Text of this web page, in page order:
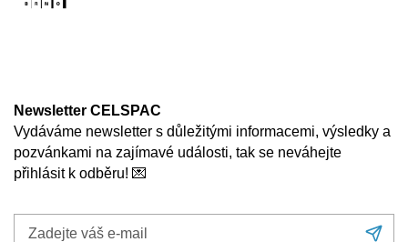
Newsletter CELSPAC
Vydáváme newsletter s důležitými informacemi, výsledky a
pozvánkami na zajímavé události, tak se neváhejte
přihlásit k odběru! 💌